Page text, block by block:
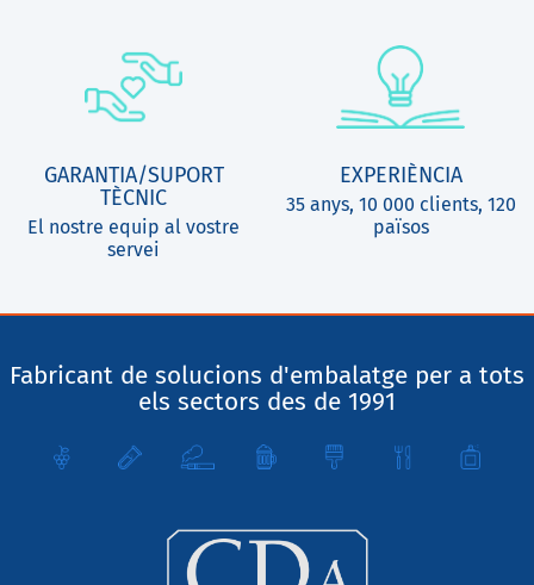
GARANTIA/SUPORT
TÈCNIC
El nostre equip al vostre
servei
EXPERIÈNCIA
35 anys, 10 000 clients, 120
països
Fabricant de solucions d'embalatge per a tots
els sectors des de 1991